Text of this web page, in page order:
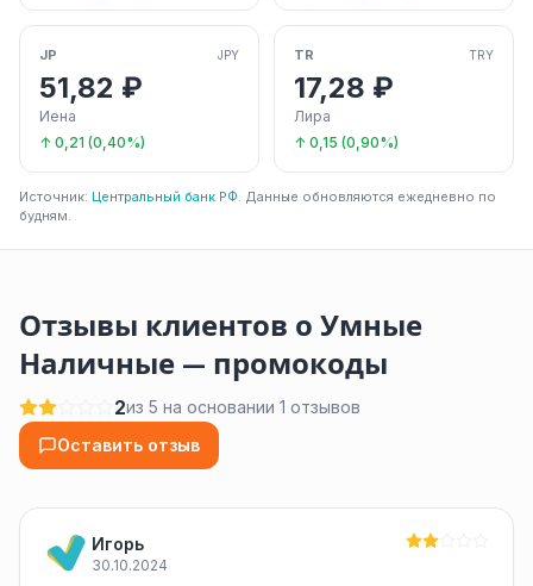
JP JPY
51,82 ₽
Иена
↑ 0,21 (0,40%)
TR TRY
17,28 ₽
Лира
↑ 0,15 (0,90%)
Источник: Центральный банк РФ. Данные обновляются ежедневно по
будням.
Отзывы клиентов о Умные
Наличные — промокоды
2из 5 на основании 1 отзывов
Оставить отзыв
Игорь
30.10.2024